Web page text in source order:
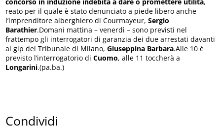
reato per il quale è stato denunciato a piede libero anche
l’imprenditore alberghiero di Courmayeur, Sergio
Barathier.Domani mattina – venerdì – sono previsti nel
frattempo gli interrogatori di garanzia dei due arrestati davanti
al gip del Tribunale di Milano,Giuseppina Barbara.Alle 10 è
previsto l’interrogatorio diCuomo, alle 11 toccherà a
Longarini.(pa.ba.)
Condividi